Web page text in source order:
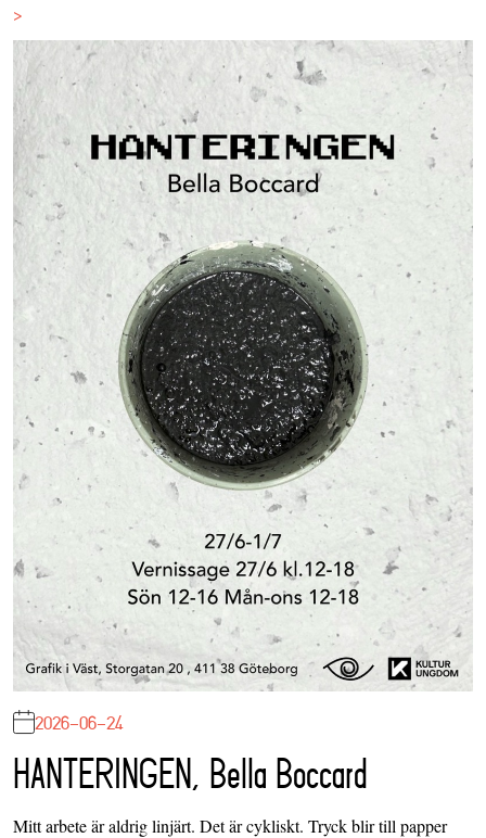
>
2026-06-24
HANTERINGEN, Bella Boccard
Mitt arbete är aldrig linjärt. Det är cykliskt. Tryck blir till papper